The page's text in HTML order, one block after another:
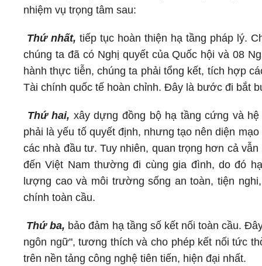
nhiệm vụ trọng tâm sau:
Thứ nhất, tiếp tục hoàn thiện hạ tầng pháp lý.
chúng ta đã có Nghị quyết của Quốc hội và 08
hành thực tiễn, chúng ta phải tổng kết, tích hợp
Tài chính quốc tế hoàn chỉnh. Đây là bước đi bắt
Thứ hai, xây dựng đồng bộ hạ tầng cứng và
phải là yếu tố quyết định, nhưng tạo nên diện
các nhà đầu tư. Tuy nhiên, quan trọng hơn cả
đến Việt Nam thường đi cùng gia đình, do đó
lượng cao và môi trường sống an toàn, tiện
chính toàn cầu.
Thứ ba, bảo đảm hạ tầng số kết nối toàn cầu.
ngôn ngữ", tương thích và cho phép kết nối tức
trên nền tảng công nghệ tiên tiến, hiện đại nhất.